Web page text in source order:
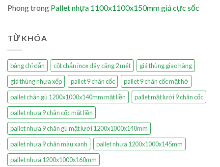
Phongtrong Pallet nhựa 1100x1100x150mm giá cực sốc
TỪ KHÓA
bảng chỉ dẫn cột chắn inox dây căng 2 mét
giá thùng giao hàng
giá thùng nhựa xếp
pallet 9 chân cốc
pallet 9 chân cốc mặt hở
pallet chân gù 1200x1000x140mm mặt liền
pallet mặt lưới 9 chân cốc
pallet nhựa 9 chân cốc mặt liền
pallet nhựa 9 chân gù mặt lưới 1200x1000x140mm
pallet nhựa 9 chân màu xanh
pallet nhựa 1200x1000x145mm
pallet nhựa 1200x1000x160mm